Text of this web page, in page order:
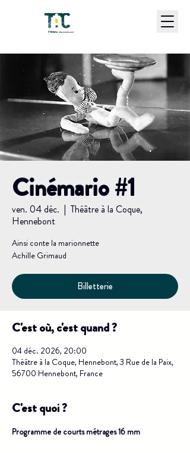
Cinémario #1
ven. 04 déc.
  |
Théâtre à la Coque,
Hennebont
Ainsi conte la marionnette
Achille Grimaud
Billetterie
C'est où, c'est quand ?
04 déc. 2026, 20:00
Théâtre à la Coque, Hennebont, 3 Rue de la Paix,
56700 Hennebont, France
C'est quoi ?
Programme de courts métrages 16 mm